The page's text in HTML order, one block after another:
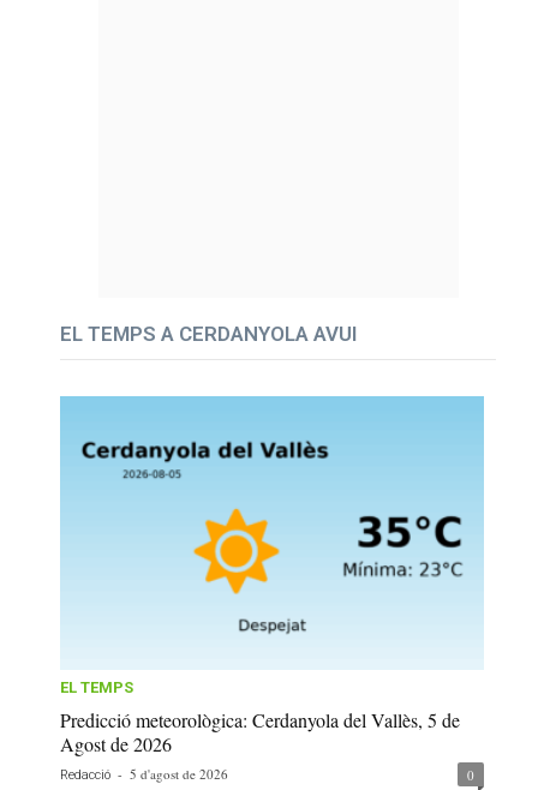
EL TEMPS A CERDANYOLA AVUI
EL TEMPS
Predicció meteorològica: Cerdanyola del Vallès, 5 de
Agost de 2026
Redacció - 5 d'agost de 2026 0